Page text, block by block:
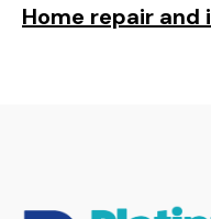
Home repair